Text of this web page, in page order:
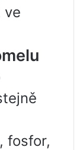
ve
fosfor,